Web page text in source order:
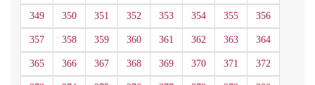
349 350 351 352 353 354 355 356
357 358 359 360 361 362 363 364
365 366 367 368 369 370 371 372